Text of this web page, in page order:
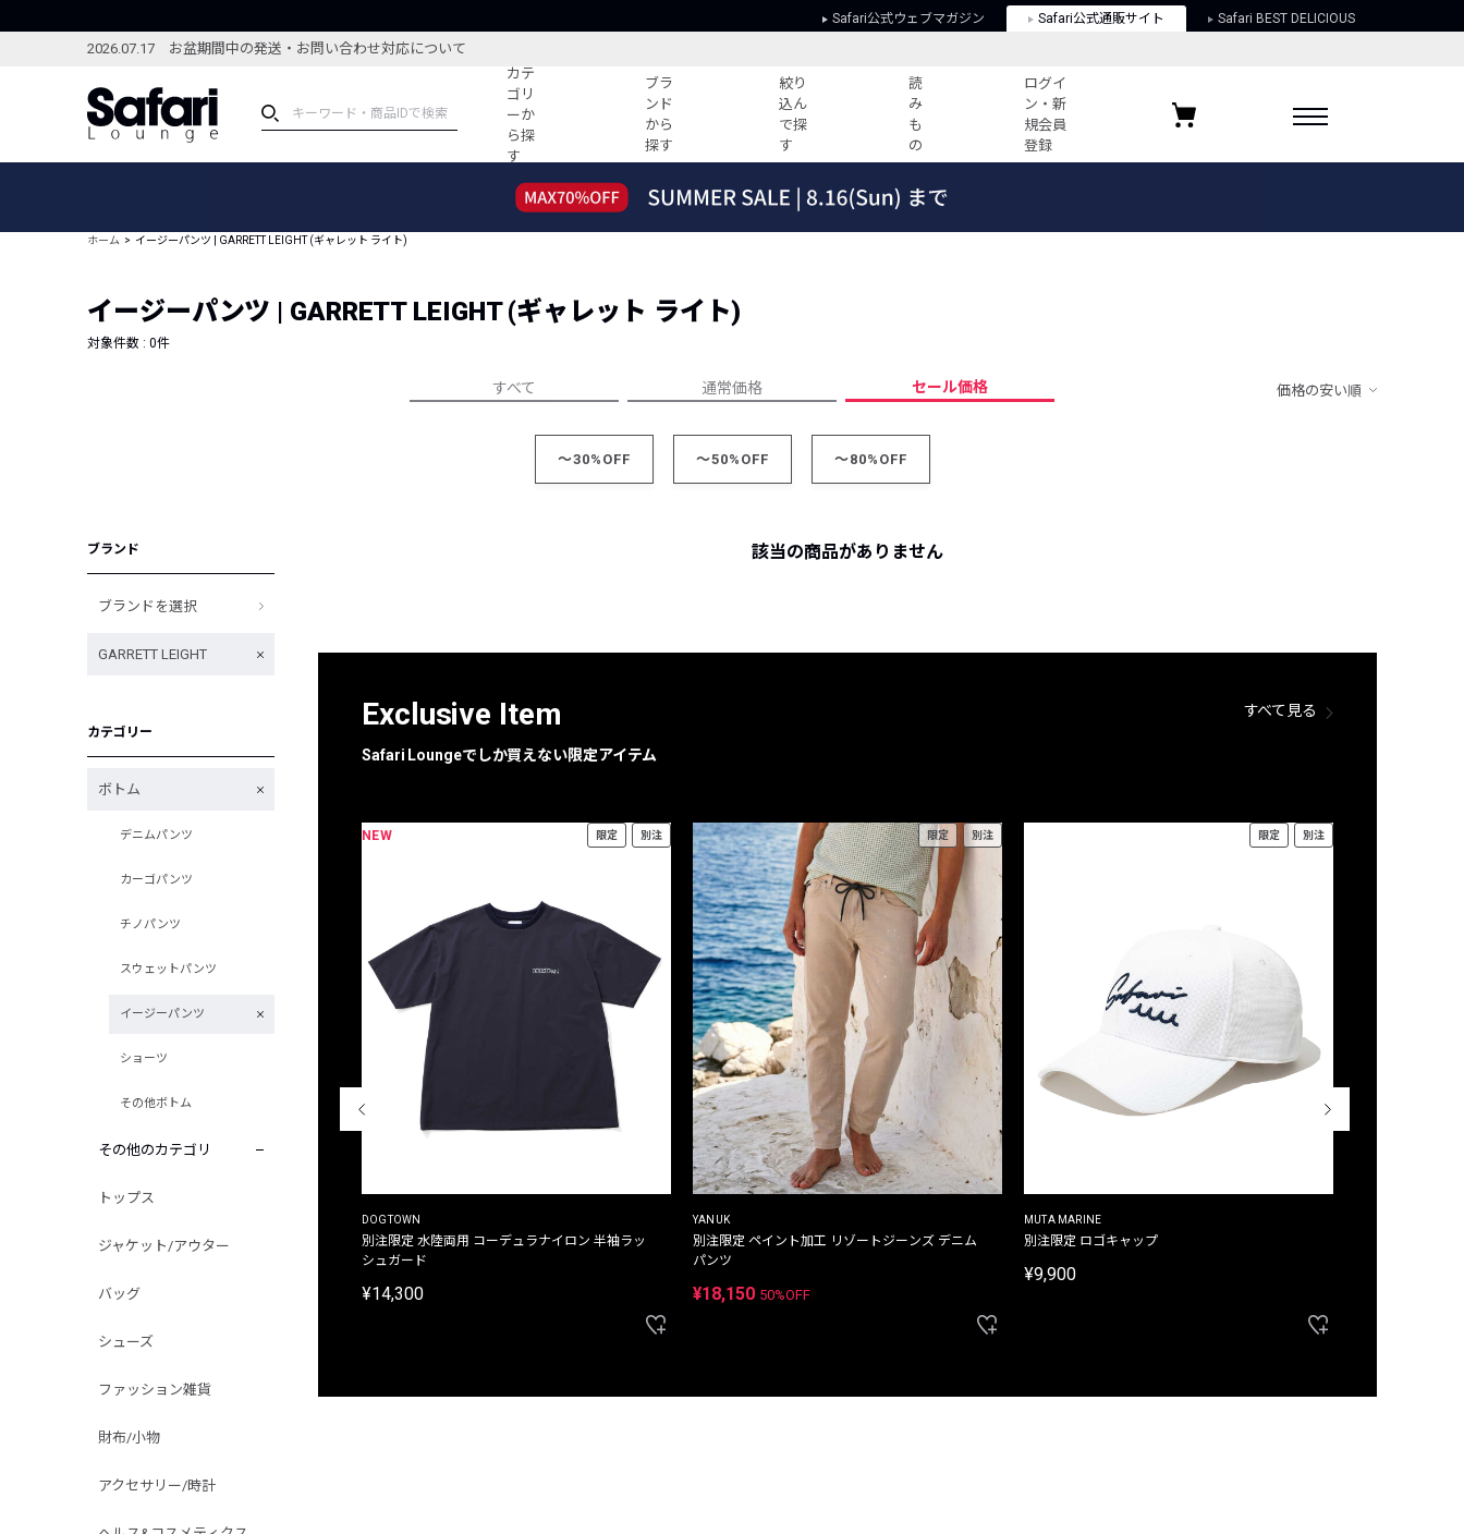
Safari公式ウェブマガジン Safari公式通販サイト Safari BEST DELICIOUS
2026.07.17 お盆期間中の発送・お問い合わせ対応について
カテ
ゴリ
ーか
ら探
す
ブラ
ンド
から
探す
絞り
込ん
で探
す
読
み
も
の
ログイ
ン・新
規会員
登録
ブランドから探す
新着アイテム
編集部のおすすめアイテム
特集記事
コーディネート
すべての記事
ーデ紹介
HOTなコーデ TOP20
人気記事ランキング
ウィークリーコーデ
プライバシーポリシー
お気に入りブランド
ホーム イージーパンツ | GARRETT LEIGHT (ギャレット ライト)
イージーパンツ | GARRETT LEIGHT (ギャレット ライト)
対象件数 : 0件
すべて 通常価格 セール価格 価格の安い順
～30%OFF ～50%OFF ～80%OFF
ブランド
ブランドを選択
GARRETT LEIGHT
カテゴリー
ボトム
デニムパンツ
カーゴパンツ
チノパンツ
スウェットパンツ
イージーパンツ
ショーツ
その他ボトム
その他のカテゴリ
トップス
ジャケット/アウター
バッグ
シューズ
ファッション雑貨
財布/小物
アクセサリー/時計
該当の商品がありません
Exclusive Item
Safari Loungeでしか買えない限定アイテム
すべて見る
別注限定 ピグメントダイ バックプリント サーフ
NEW 限定 別注
DOGTOWN
別注限定 水陸両用 コーデュラナイロン 半袖ラッ
シュガード
¥14,300
限定 別注
YANUK
別注限定 ペイント加工 リゾートジーンズ デニム
パンツ
¥18,150 50%OFF
限定 別注
MUTA MARINE
別注限定 ロゴキャップ
¥9,900